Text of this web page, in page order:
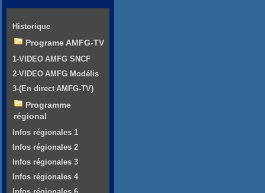
Historique
Programe AMFG-TV
1-VIDEO AMFG SNCF
2-VIDEO AMFG Modélis
3-(En direct AMFG-TV)
Programme
régional
Infos régionales 1
Infos régionales 2
Infos régionales 3
Infos régionales 4